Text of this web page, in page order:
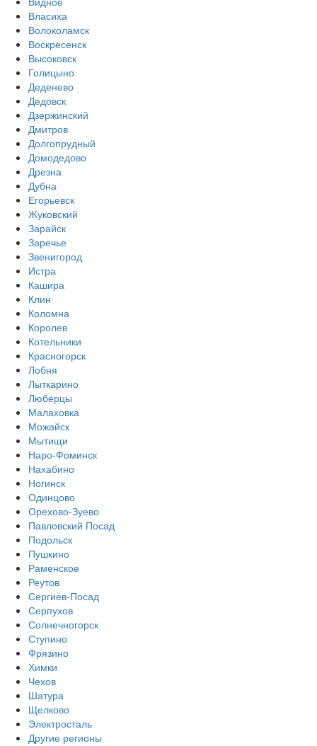
Власиха
Волоколамск
Воскресенск
Высоковск
Голицыно
Деденево
Дедовск
Дзержинский
Дмитров
Долгопрудный
Домодедово
Дрезна
Дубна
Егорьевск
Жуковский
Зарайск
Заречье
Звенигород
Истра
Кашира
Клин
Коломна
Королев
Котельники
Красногорск
Лобня
Лыткарино
Люберцы
Малаховка
Можайск
Мытищи
Наро-Фоминск
Нахабино
Ногинск
Одинцово
Орехово-Зуево
Павловский Посад
Подольск
Пушкино
Раменское
Реутов
Сергиев-Посад
Серпухов
Солнечногорск
Ступино
Фрязино
Химки
Чехов
Шатура
Щелково
Электросталь
Другие регионы